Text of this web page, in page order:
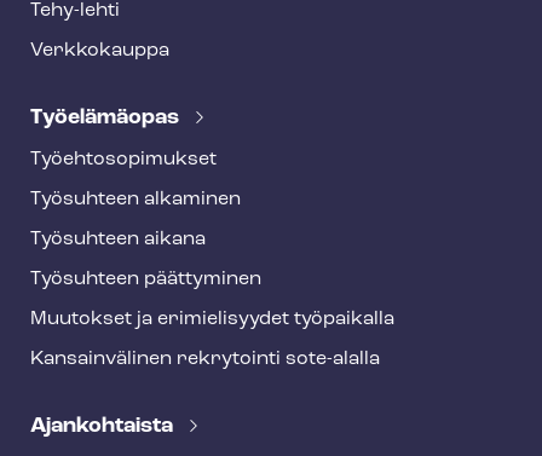
Tehy-lehti
Verkkokauppa
Työelämäopas
Työ­eh­to­so­pi­muk­set
Työsuhteen alkaminen
Työsuhteen aikana
Työsuhteen päättyminen
Muutokset ja erimielisyydet työpaikalla
Kansainvälinen rekrytointi sote-alalla
Ajankohtaista